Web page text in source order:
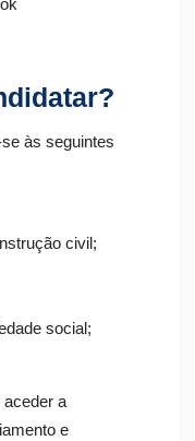
às seguintes
civil;
social;
aceder a
e